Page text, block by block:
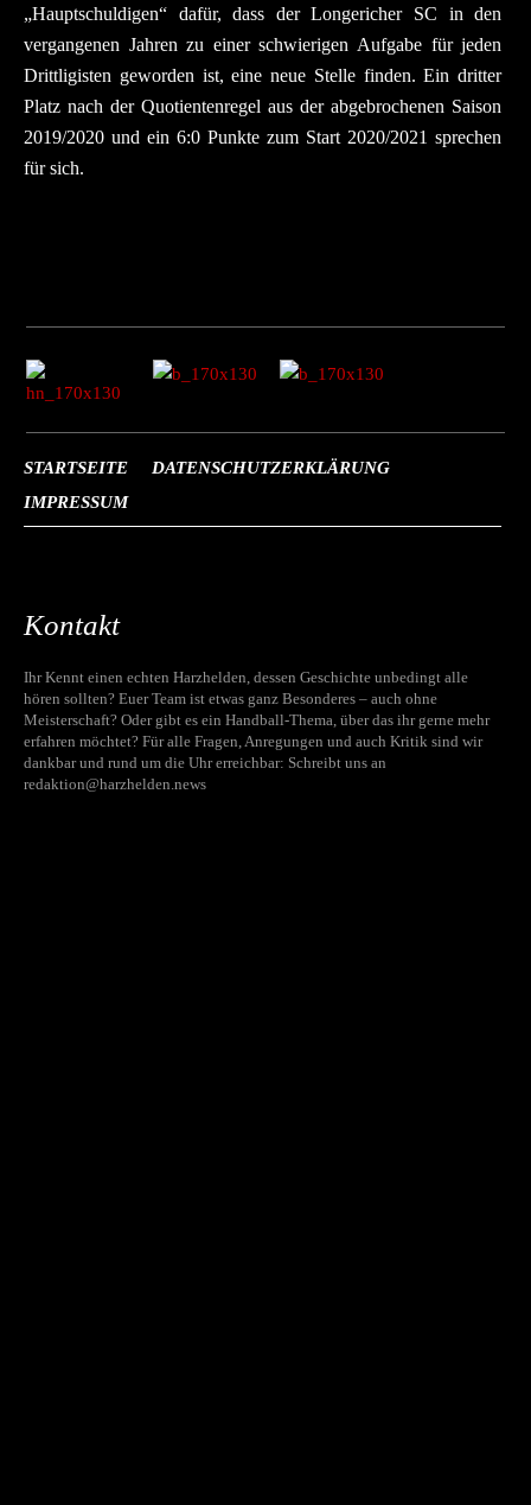
„Hauptschuldigen“ dafür, dass der Longericher SC in den
vergangenen Jahren zu einer schwierigen Aufgabe für jeden
Drittligisten geworden ist, eine neue Stelle finden. Ein dritter
Platz nach der Quotientenregel aus der abgebrochenen Saison
2019/2020 und ein 6:0 Punkte zum Start 2020/2021 sprechen
für sich.
STARTSEITE
DATENSCHUTZERKLÄRUNG
IMPRESSUM
Kontakt
Ihr Kennt einen echten Harzhelden, dessen Geschichte unbedingt alle
hören sollten? Euer Team ist etwas ganz Besonderes – auch ohne
Meisterschaft? Oder gibt es ein Handball-Thema, über das ihr gerne mehr
erfahren möchtet? Für alle Fragen, Anregungen und auch Kritik sind wir
dankbar und rund um die Uhr erreichbar: Schreibt uns an
redaktion@harzhelden.news